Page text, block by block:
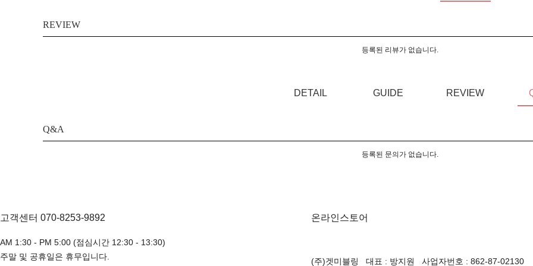
REVIEW
등록된 리뷰가 없습니다.
DETAIL GUIDE REVIEW
Q&A
등록된 문의가 없습니다.
고객센터 070-8253-9892
AM 1:30 - PM 5:00 (점심시간 12:30 - 13:30)
주말 및 공휴일은 휴무입니다.
온라인스토어
(주)겟미블링 대표 : 방지원 사업자번호 : 862-87-02130